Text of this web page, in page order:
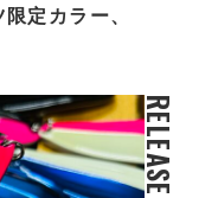
定カラー、
RELEASE